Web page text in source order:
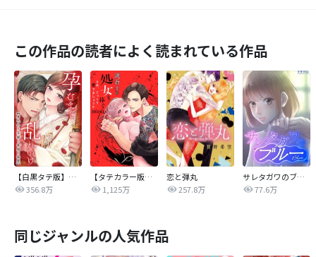
この作品の読者によく読まれている作品
【白黒タテ版】孕むまで乱れいけ～身代わり花嫁と軍服の猛愛
356.8万
【タテカラー版】漣蒼士に処女を捧ぐ～さあ、じっくり愛でましょうか
1,125万
恋と弾丸
257.8万
サレタガワのブルー【タテヨミ】
77.6万
同じジャンルの人気作品